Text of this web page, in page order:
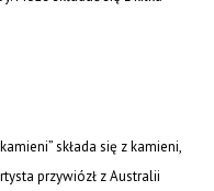
składa się z kamieni,
przywiózł z Australii